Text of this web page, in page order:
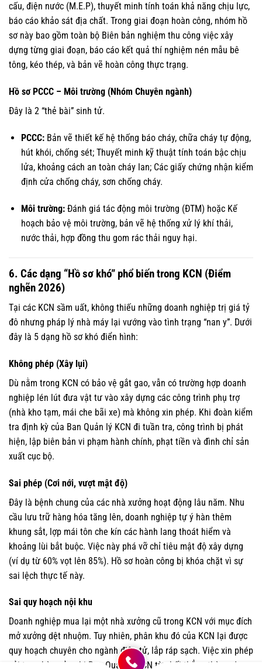
cấu, điện nước (M.E.P), thuyết minh tính toán khả năng chịu lực,
báo cáo khảo sát địa chất. Trong giai đoạn hoàn công, nhóm hồ
sơ này bao gồm toàn bộ Biên bản nghiệm thu công việc xây
dựng từng giai đoạn, báo cáo kết quả thí nghiệm nén mẫu bê
tông, kéo thép, và bản vẽ hoàn công thực trạng.
Hồ sơ PCCC – Môi trường (Nhóm Chuyên ngành)
Đây là 2 “thẻ bài” sinh tử.
PCCC:Bản vẽ thiết kế hệ thống báo cháy, chữa cháy tự động,
hút khói, chống sét; Thuyết minh kỹ thuật tính toán bậc chịu
lửa, khoảng cách an toàn cháy lan; Các giấy chứng nhận kiểm
định cửa chống cháy, sơn chống cháy.
Môi trường:Đánh giá tác động môi trường (ĐTM) hoặc Kế
hoạch bảo vệ môi trường, bản vẽ hệ thống xử lý khí thải,
nước thải, hợp đồng thu gom rác thải nguy hại.
6. Các dạng “Hồ sơ khó” phổ biến trong KCN (Điểm
nghẽn 2026)
Tại các KCN sầm uất, không thiếu những doanh nghiệp trị giá tỷ
đô nhưng pháp lý nhà máy lại vướng vào tình trạng “nan y”. Dưới
đây là 5 dạng hồ sơ khó điển hình:
Không phép (Xây lụi)
Dù nằm trong KCN có bảo vệ gắt gao, vẫn có trường hợp doanh
nghiệp lén lút đưa vật tư vào xây dựng các công trình phụ trợ
(nhà kho tạm, mái che bãi xe) mà không xin phép. Khi đoàn kiểm
tra định kỳ của Ban Quản lý KCN đi tuần tra, công trình bị phát
hiện, lập biên bản vi phạm hành chính, phạt tiền và đình chỉ sản
xuất cục bộ.
Sai phép (Cơi nới, vượt mật độ)
Đây là bệnh chung của các nhà xưởng hoạt động lâu năm. Nhu
cầu lưu trữ hàng hóa tăng lên, doanh nghiệp tự ý hàn thêm
khung sắt, lợp mái tôn che kín các hành lang thoát hiểm và
khoảng lùi bắt buộc. Việc này phá vỡ chỉ tiêu mật độ xây dựng
(ví dụ từ 60% vọt lên 85%). Hồ sơ hoàn công bị khóa chặt vì sự
sai lệch thực tế này.
Sai quy hoạch nội khu
Doanh nghiệp mua lại một nhà xưởng cũ trong KCN với mục đích
mở xưởng dệt nhuộm. Tuy nhiên, phân khu đó của KCN lại được
quy hoạch chuyên cho ngành điện tử, lắp ráp sạch. Việc xin phép
cải tạo nhà xưởng bị Ban Quản lý KCN từ chối thẳng thừng do sự